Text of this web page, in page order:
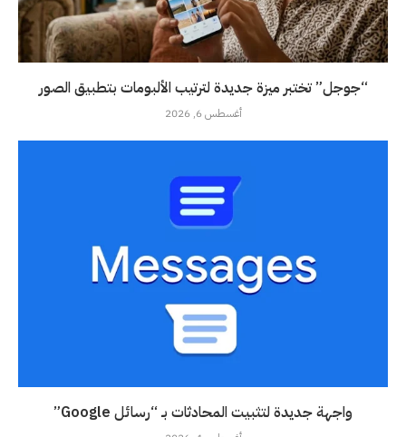
“جوجل” تختبر ميزة جديدة لترتيب الألبومات بتطبيق الصور
أغسطس 6, 2026
واجهة جديدة لتثبيت المحادثات بـ “رسائل Google”